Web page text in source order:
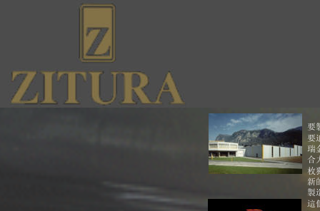
要
要
瑞
合
枚
新
製
這